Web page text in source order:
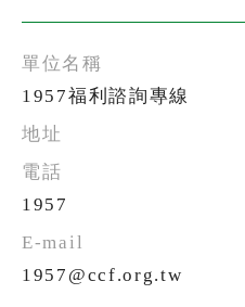
1957福利諮詢專線
1957
1957@ccf.org.tw